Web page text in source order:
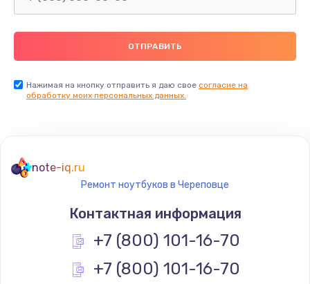
Нажимая на кнопку отправить я даю свое согласие на
обработку моих персональных данных.
note-iq.ru
Ремонт ноутбуков в Череповце
Контактная информация
+7 (800) 101-16-70
+7 (800) 101-16-70